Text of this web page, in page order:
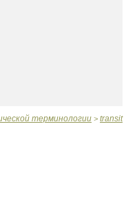
терминологии > transit